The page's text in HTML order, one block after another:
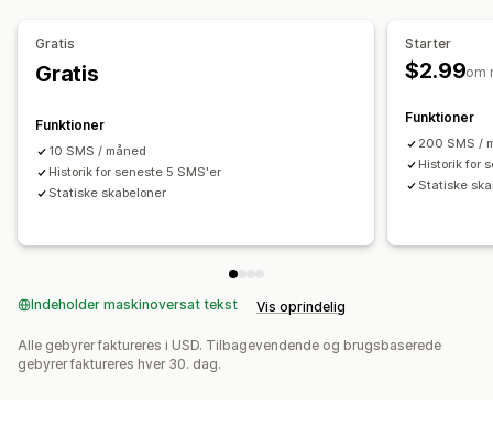
Gratis
Gratis
Funktioner
10 SMS / måned
Historik for seneste 5 SMS'er
Statiske skabeloner
Starter
$2.99om
Funktioner
200 SMS /
Historik for
Statiske
Indeholder maskinoversat tekst Vis oprindelig
Alle gebyrer faktureres i USD. Tilbagevendende og brugsbaserede
gebyrer faktureres hver 30. dag.